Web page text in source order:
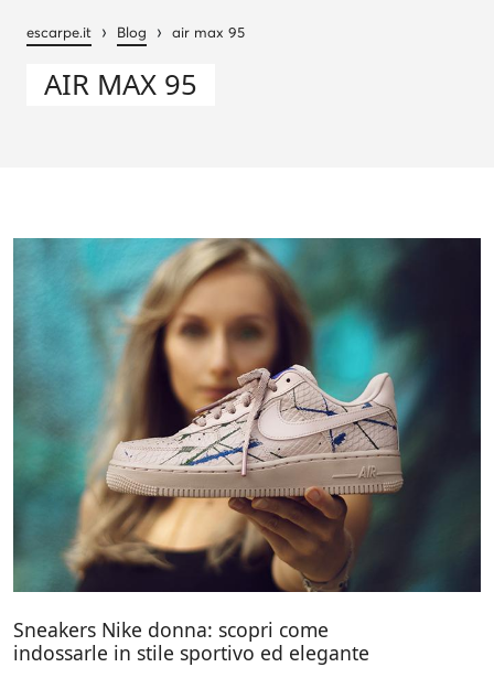
escarpe.it › Blog › air max 95
AIR MAX 95
Sneakers Nike donna: scopri come
indossarle in stile sportivo ed elegante